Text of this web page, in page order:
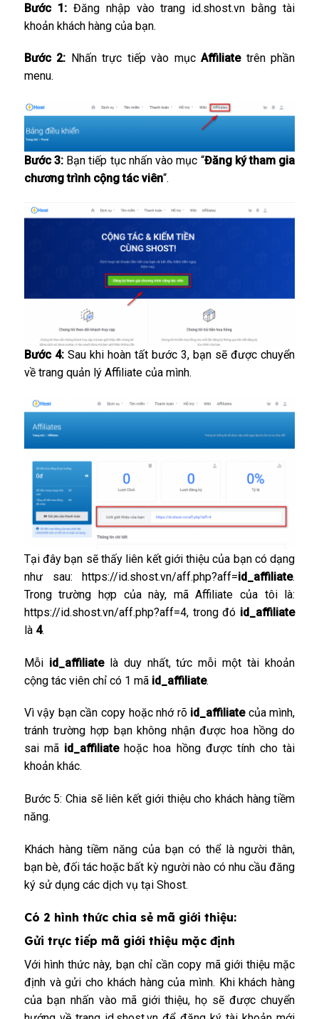
Bước 1: Đăng nhập vào trang id.shost.vn bằng tài
khoản khách hàng của bạn.
Bước 2: Nhấn trực tiếp vào mụcAffiliate trên phần
menu.
Bước 3: Bạn tiếp tục nhấn vào mục “Đăng ký tham gia
chương trình cộng tác viên“.
Bước 4:Sau khi hoàn tất bước 3, bạn sẽ được chuyển
về trang quản lý Affiliate của mình.
Tại đây bạn sẽ thấy liên kết giới thiệu của bạn có dạng
như sau: https://id.shost.vn/aff.php?aff=id_affiliate.
Trong trường hợp của này, mã Affiliate của tôi là:
https://id.shost.vn/aff.php?aff=4, trong đó id_affiliate
là 4.
Mỗi id_affiliatelà duy nhất, tức mỗi một tài khoản
cộng tác viên chỉ có 1 mã id_affiliate.
Vì vậy bạn cần copy hoặc nhớ rõ id_affiliate của mình,
tránh trường hợp bạn không nhận được hoa hồng do
sai mã id_affiliate hoặc hoa hồng được tính cho tài
khoản khác.
Bước 5: Chia sẽ liên kết giới thiệu cho khách hàng tiềm
năng.
Khách hàng tiềm năng của bạn có thể là người thân,
bạn bè, đối tác hoặc bất kỳ người nào có nhu cầu đăng
ký sử dụng các dịch vụ tại Shost.
Có 2 hình thức chia sẻ mã giới thiệu:
Gửi trực tiếp mã giới thiệu mặc định
Với hình thức này, bạn chỉ cần copy mã giới thiệu mặc
định và gửi cho khách hàng của mình. Khi khách hàng
của bạn nhấn vào mã giới thiệu, họ sẽ được chuyển